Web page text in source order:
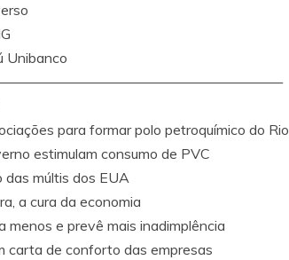
Unibanco
para formar polo petroquímico do Rio
estimulam consumo de PVC
das múltis dos EUA
a cura da economia
menos e prevê mais inadimplência
carta de conforto das empresas